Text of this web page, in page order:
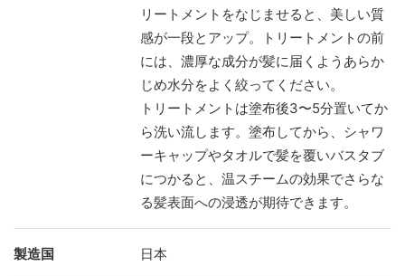
リートメントをなじませると、美しい質
感が一段とアップ。トリートメントの前
には、濃厚な成分が髪に届くようあらか
じめ水分をよく絞ってください。
トリートメントは塗布後3〜5分置いてか
ら洗い流します。塗布してから、シャワ
ーキャップやタオルで髪を覆いバスタブ
につかると、温スチームの効果でさらな
る髪表面への浸透が期待できます。
製造国 日本